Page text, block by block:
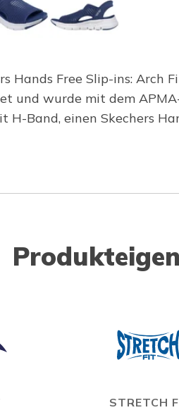
Hands Free Slip-ins: Arch
und wurde mit dem
Band, einen Skechers
STRETCH